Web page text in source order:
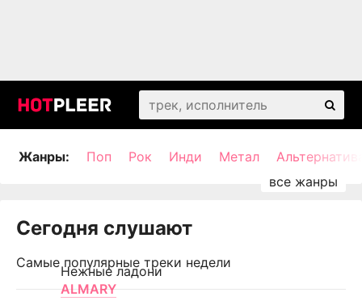
Жанры: Поп Рок Инди Метал
Сегодня слушают
Самые популярные треки недели
Нежные ладони
ALMARY